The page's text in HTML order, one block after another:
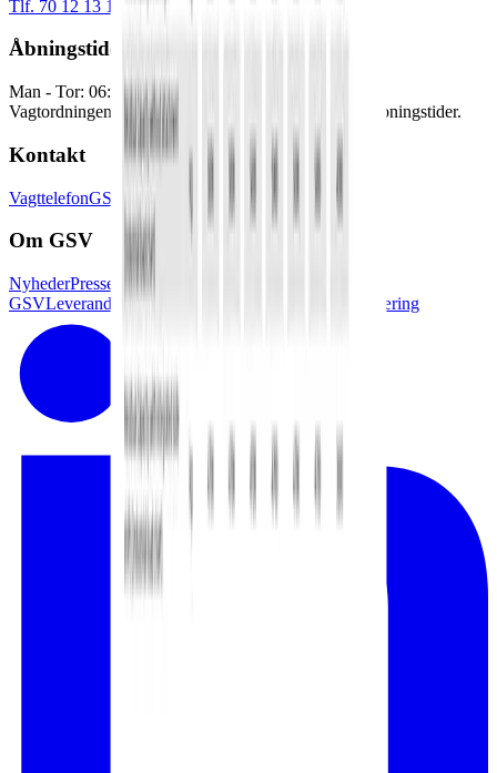
Tlf. 70 12 13 15
info@gsv.dk
Åbningstider
Man - Tor: 06:00 - 16:30
Vagtordningen træder i kraft udenfor vores normale åbningstider.
Kontakt
VagttelefonGSV afdelinger Pressekontakt
Om GSV
NyhederPresse
Job i
GSVLeverandørlogin Tilgænglighedserklæring